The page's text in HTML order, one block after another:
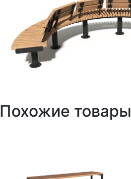
Похожие товары